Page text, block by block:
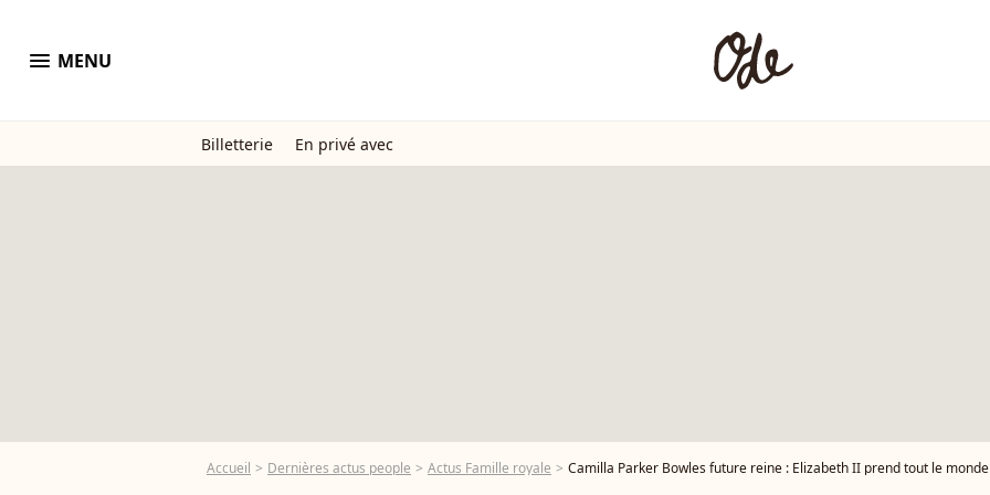
menu MENU
Billetterie En privé avec
Accueil Dernières actus people Actus Famille royale Camilla Parker Bowles future reine : Elizabeth II prend tout le